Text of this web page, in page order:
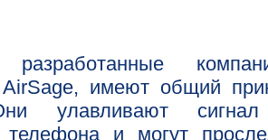
имеют общий
улавливают
телефона и могут